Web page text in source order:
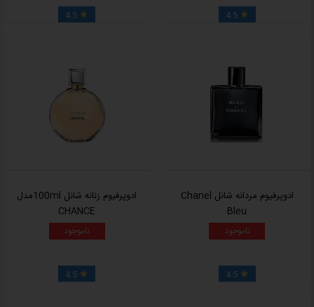

4.5

ادوپرفیوم مردانه شانل Chanel
Bleu
ناموجود

4.5
ادوپرفیوم زنانه شانل 100mlمدل
CHANCE
ناموجود
